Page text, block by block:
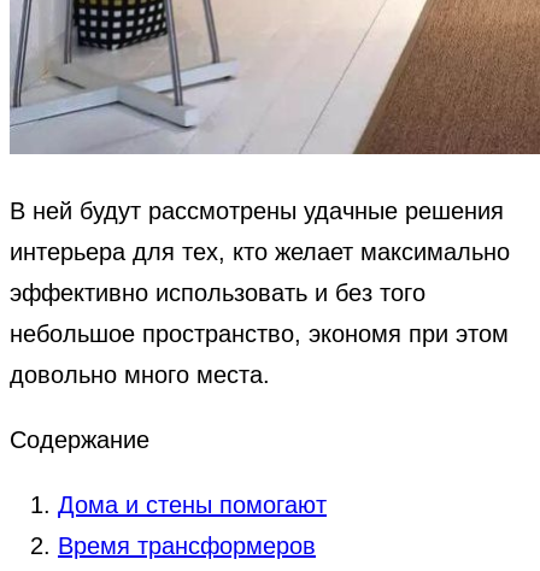
В ней будут рассмотрены удачные решения
интерьера для тех, кто желает максимально
эффективно использовать и без того
небольшое пространство, экономя при этом
довольно много места.
Содержание
Дома и стены помогают
Время трансформеров